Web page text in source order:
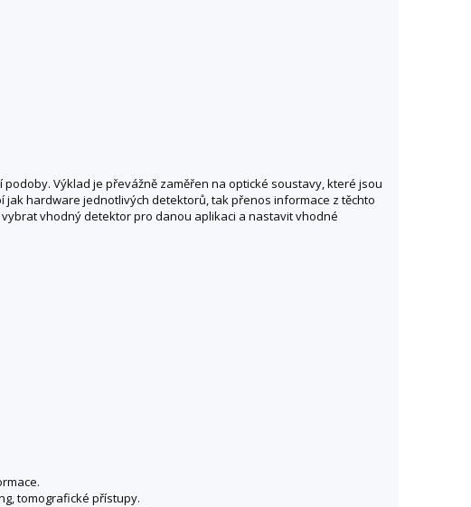
Výklad je převážně zaměřen na optické soustavy, které jsou
hardware jednotlivých detektorů, tak přenos informace z těchto
vhodný detektor pro danou aplikaci a nastavit vhodné
tomografické přístupy.